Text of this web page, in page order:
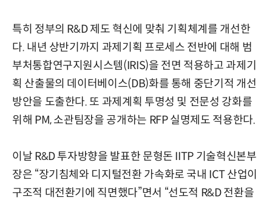
특히 정부의 R&D 제도 혁신에 맞춰 기획체계를 개선한
다. 내년 상반기까지 과제기획 프로세스 전반에 대해 범
부처통합연구지원시스템(IRIS)을 전면 적용하고 과제기
획 산출물의 데이터베이스(DB)화를 통해 중단기적 개선
방안을 도출한다. 또 과제계획 투명성 및 전문성 강화를
위해 PM, 소관팀장을 공개하는 RFP 실명제도 적용한다.
이날 R&D 투자방향을 발표한 문형돈 IITP 기술혁신본부
장은 “장기침체와 디지털전환 가속화로 국내 ICT 산업이
구조적 대전환기에 직면했다”면서 “선도적 R&D 전환을